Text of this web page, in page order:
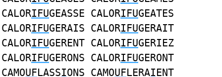
CALORIFUGEASSE CALORIFUGEATES
CALORIFUGERAIS CALORIFUGERAIT
CALORIFUGERENT CALORIFUGERIEZ
CALORIFUGERONS CALORIFUGERONT
CAMOUFLASSIONS CAMOUFLERAIENT